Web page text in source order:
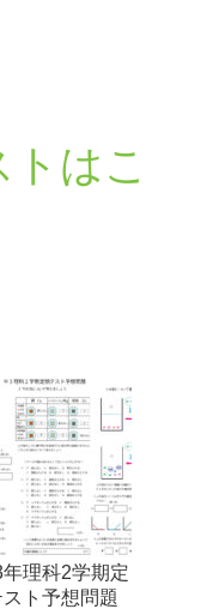
はこ
理科2学期定
ト予想問題